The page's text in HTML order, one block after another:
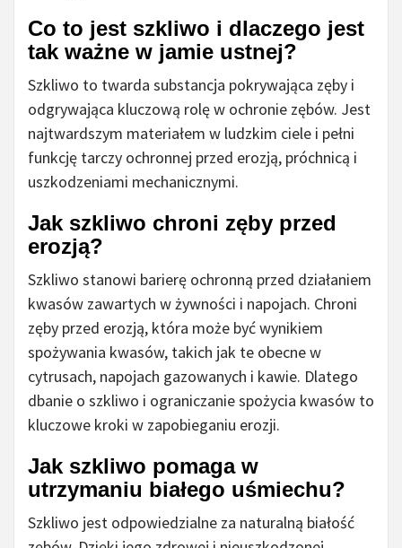
Co to jest szkliwo i dlaczego jest
tak ważne w jamie ustnej?
Szkliwo to twarda substancja pokrywająca zęby i
odgrywająca kluczową rolę w ochronie zębów. Jest
najtwardszym materiałem w ludzkim ciele i pełni
funkcję tarczy ochronnej przed erozją, próchnicą i
uszkodzeniami mechanicznymi.
Jak szkliwo chroni zęby przed
erozją?
Szkliwo stanowi barierę ochronną przed działaniem
kwasów zawartych w żywności i napojach. Chroni
zęby przed erozją, która może być wynikiem
spożywania kwasów, takich jak te obecne w
cytrusach, napojach gazowanych i kawie. Dlatego
dbanie o szkliwo i ograniczanie spożycia kwasów to
kluczowe kroki w zapobieganiu erozji.
Jak szkliwo pomaga w
utrzymaniu białego uśmiechu?
Szkliwo jest odpowiedzialne za naturalną białość